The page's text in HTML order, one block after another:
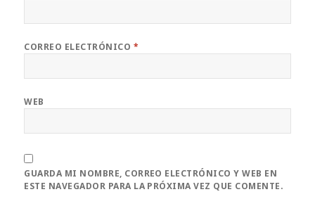
CORREO ELECTRÓNICO *
WEB
GUARDA MI NOMBRE, CORREO ELECTRÓNICO Y WEB EN
ESTE NAVEGADOR PARA LA PRÓXIMA VEZ QUE COMENTE.